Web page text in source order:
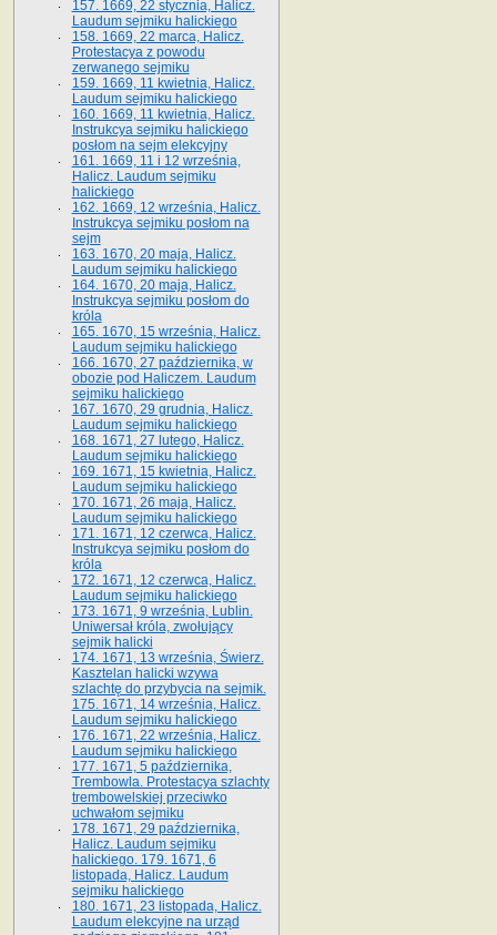
157. 1669, 22 stycznia, Halicz.
Laudum sejmiku halickiego
158. 1669, 22 marca, Halicz.
Protestacya z powodu
zerwanego sejmiku
159. 1669, 11 kwietnia, Halicz.
Laudum sejmiku halickiego
160. 1669, 11 kwietnia, Halicz.
Instrukcya sejmiku halickiego
posłom na sejm elekcyjny
161. 1669, 11 i 12 września,
Halicz. Laudum sejmiku
halickiego
162. 1669, 12 września, Halicz.
Instrukcya sejmiku posłom na
sejm
163. 1670, 20 maja, Halicz.
Laudum sejmiku halickiego
164. 1670, 20 maja, Halicz.
Instrukcya sejmiku posłom do
króla
165. 1670, 15 września, Halicz.
Laudum sejmiku halickiego
166. 1670, 27 października, w
obozie pod Haliczem. Laudum
sejmiku halickiego
167. 1670, 29 grudnia, Halicz.
Laudum sejmiku halickiego
168. 1671, 27 lutego, Halicz.
Laudum sejmiku halickiego
169. 1671, 15 kwietnia, Halicz.
Laudum sejmiku halickiego
170. 1671, 26 maja, Halicz.
Laudum sejmiku halickiego
171. 1671, 12 czerwca, Halicz.
Instrukcya sejmiku posłom do
króla
172. 1671, 12 czerwca, Halicz.
Laudum sejmiku halickiego
173. 1671, 9 września, Lublin.
Uniwersał króla, zwołujący
sejmik halicki
174. 1671, 13 września, Świerz.
Kasztelan halicki wzywa
szlachtę do przybycia na sejmik.
175. 1671, 14 września, Halicz.
Laudum sejmiku halickiego
176. 1671, 22 września, Halicz.
Laudum sejmiku halickiego
177. 1671, 5 października,
Trembowla. Protestacya szlachty
trembowelskiej przeciwko
uchwałom sejmiku
178. 1671, 29 października,
Halicz. Laudum sejmiku
halickiego. 179. 1671, 6
listopada, Halicz. Laudum
sejmiku halickiego
180. 1671, 23 listopada, Halicz.
Laudum elekcyjne na urząd